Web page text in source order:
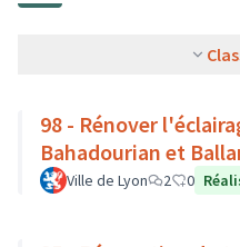
98 - Rénover
Bahadourian et
Ville de Lyon 2 0